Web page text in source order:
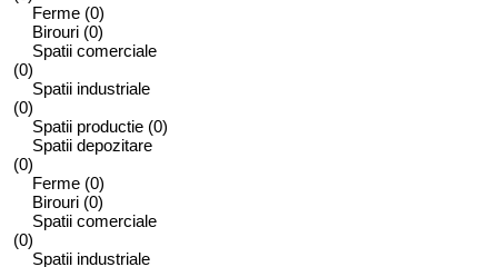
Ferme (0)
Birouri (0)
Spatii comerciale
(0)
Spatii industriale
(0)
Spatii productie (0)
Spatii depozitare
(0)
Ferme (0)
Birouri (0)
Spatii comerciale
(0)
Spatii industriale